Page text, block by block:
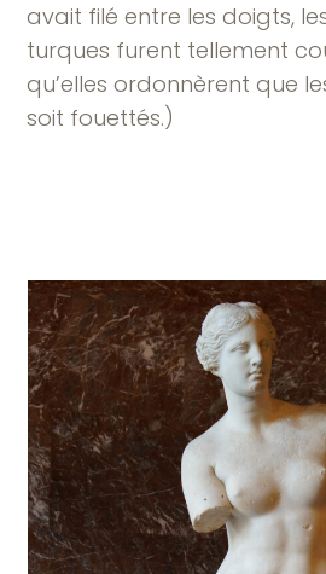
avait filé entre les doigts,
turques furent tellement
qu’elles ordonnèrent que
soit fouettés.)